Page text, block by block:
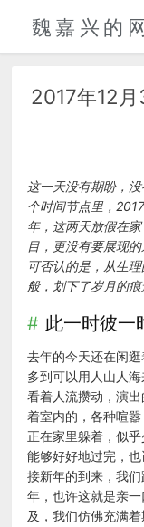
魏嘉兴的
2017年12
这一天没有期盼，
个时间节点里，
年，这两天放假在
目，更没有要展现
可否认的是，从生
般，划下了岁月的痕
此一时彼一
去年的今天还在闲
多到可以用人山人
看着人流攒动，演
着室内的，各种喧
正在家里躲着，似
能够好好地过完，
接新年的到来，我
年，也许这就是亲
及，我们仿佛充满